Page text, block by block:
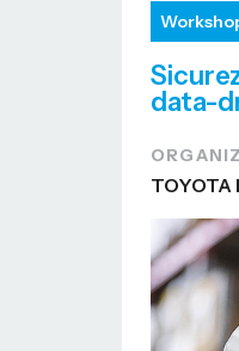
data-
TOYOTA